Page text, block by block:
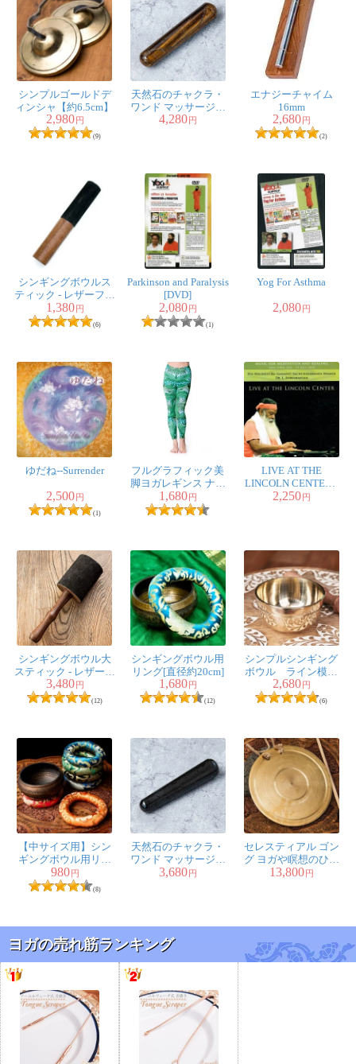
シンプルゴールドデ
ィンシャ【約6.5cm】
2,980 円
(9)
天然石のチャクラ・
ワンド マッサージス
トーン タイガーアイ
4,280 円
エナジーチャイム
16mm
2,680 円
(2)
シンギングボウルス
ティック - レザーフェ
ルト 長さ20cmx直径
3cm
1,380円
(6)
Parkinson and Paralysis
[DVD]
2,080円
(1)
Yog For Asthma
2,080円
ゆだね--Surrender
2,500円
(1)
フルグラフィック美
脚ヨガレギンス ナチ
ュラル＆フラワー系 -
トロピカルリーフ
1,680円
LIVE AT THE
LINCOLN CENTER -
スリ・ガナパティ・
2,250円
シンギングボウル大
スティック - レザーフ
ェルト
3,480 円
(12)
シンギングボウル用
リング[直径約20cm]
1,680 円
(12)
シンプルシンギング
ボウル ライン模様
入り 約9.5cm
2,680 円
(6)
【中サイズ用】シン
ギングボウル用リン
グ[直径約13-14cm]
980円
(8)
天然石のチャクラ・
ワンド マッサージス
トーン ブラックオニ
3,680円
セレスティアル ゴン
グ ヨガや瞑想のひと
ときに 約23.5cm
13,800円
ヨガの売れ筋ランキング